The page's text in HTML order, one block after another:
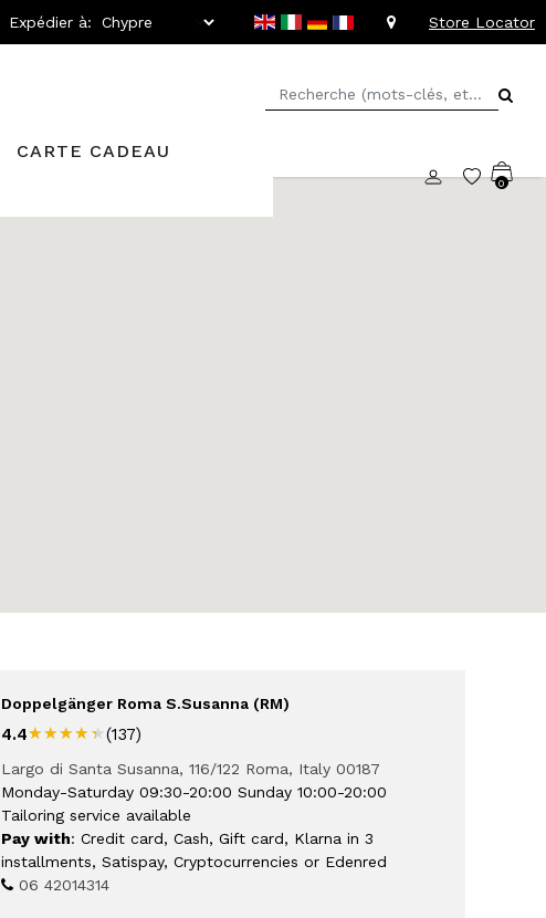
Expédier à: Store Locator
CARTE CADEAU
0
Doppelgänger Roma S.Susanna (RM)
4.4★★★★★
★★★★★ (137)
Largo di Santa Susanna, 116/122 Roma, Italy 00187
Monday-Saturday 09:30-20:00 Sunday 10:00-20:00
Tailoring service available
Pay with: Credit card, Cash, Gift card, Klarna in 3
installments, Satispay, Cryptocurrencies or Edenred
06 42014314